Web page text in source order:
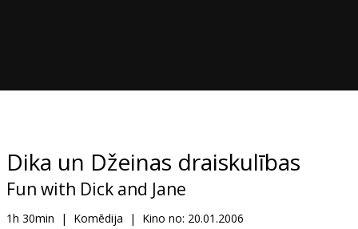
B2B
Dika un Džeinas draiskulības
Fun with Dick and Jane
1h 30min | Komēdija | Kino no: 20.01.2006